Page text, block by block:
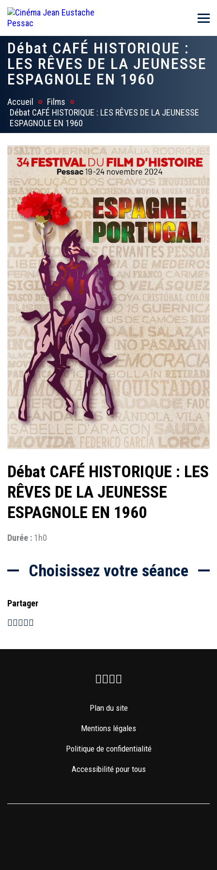
Débat CAFÉ HISTORIQUE :
LES RÊVES DE LA JEUNESSE
ESPAGNOLE EN 1960
Accueil
Films
Débat CAFÉ HISTORIQUE : LES RÊVES DE LA JEUNESSE
ESPAGNOLE EN 1960
Débat CAFÉ HISTORIQUE : LES
RÊVES DE LA JEUNESSE
ESPAGNOLE EN 1960
Durée : 1h0
Choisissez votre séance
Partager
Facebook
Instagram
Youtube
Plan du site
Mentions légales
Politique de confidentialité
Accessibilité pour tous